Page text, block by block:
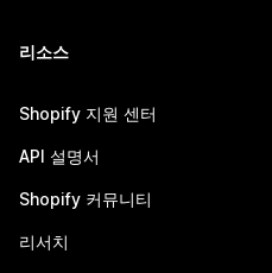
리소스
Shopify 지원 센터
API 설명서
Shopify 커뮤니티
리서치